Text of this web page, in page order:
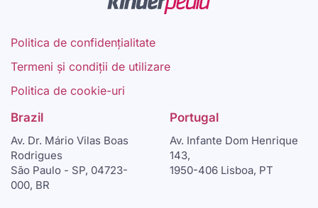
Politica de confidențialitate
Termeni și condiții de utilizare
Politica de cookie-uri
Brazil
Av. Dr. Mário Vilas Boas
Rodrigues
São Paulo - SP, 04723-
000, BR
Portugal
Av. Infante Dom Henrique
143,
1950-406 Lisboa, PT